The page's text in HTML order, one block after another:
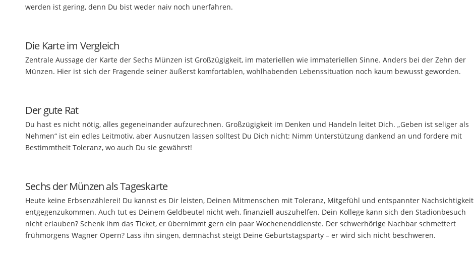
werden ist gering, denn Du bist weder naiv noch unerfahren.
Die Karte im Vergleich
Zentrale Aussage der Karte der Sechs Münzen ist Großzügigkeit, im materiellen wie immateriellen Sinne. Anders bei der Zehn der
Münzen. Hier ist sich der Fragende seiner äußerst komfortablen, wohlhabenden Lebenssituation noch kaum bewusst geworden.
Der gute Rat
Du hast es nicht nötig, alles gegeneinander aufzurechnen. Großzügigkeit im Denken und Handeln leitet Dich. „Geben ist seliger als
Nehmen“ ist ein edles Leitmotiv, aber Ausnutzen lassen solltest Du Dich nicht: Nimm Unterstützung dankend an und fordere mit
Bestimmtheit Toleranz, wo auch Du sie gewährst!
Sechs der Münzen als Tageskarte
Heute keine Erbsenzählerei! Du kannst es Dir leisten, Deinen Mitmenschen mit Toleranz, Mitgefühl und entspannter Nachsichtigkeit
entgegenzukommen. Auch tut es Deinem Geldbeutel nicht weh, finanziell auszuhelfen. Dein Kollege kann sich den Stadionbesuch
nicht erlauben? Schenk ihm das Ticket, er übernimmt gern ein paar Wochenenddienste. Der schwerhörige Nachbar schmettert
frühmorgens Wagner Opern? Lass ihn singen, demnächst steigt Deine Geburtstagsparty – er wird sich nicht beschweren.